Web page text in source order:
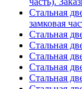
Стальная
замковая
Стальная
Стальная
Стальная
Стальная
Стальная